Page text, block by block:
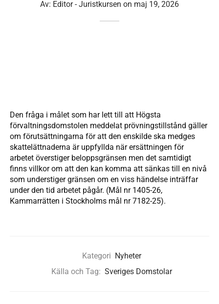
Av: Editor - Juristkursen on maj 19, 2026
Den fråga i målet som har lett till att Högsta
förvaltningsdomstolen meddelat prövningstillstånd gäller
om förutsättningarna för att den enskilde ska medges
skattelättnaderna är uppfyllda när ersättningen för
arbetet överstiger beloppsgränsen men det samtidigt
finns villkor om att den kan komma att sänkas till en nivå
som understiger gränsen om en viss händelse inträffar
under den tid arbetet pågår. (Mål nr 1405-26,
Kammarrätten i Stockholms mål nr 7182-25).
Kategori Nyheter
Källa och Tag: Sveriges Domstolar